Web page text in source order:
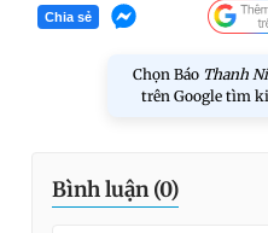
Chia sẻ
Chọn Báo Thanh
trên Google tìm
Bình luận (0)